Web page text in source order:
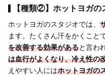
【種類②】ホットヨガの
ホットヨガのスタジオでは、
ます。たくさん汗をかくこと
を改善する効果があると言わ
は血行がよくなり、冷え性の
えやすい人にはホットヨガの